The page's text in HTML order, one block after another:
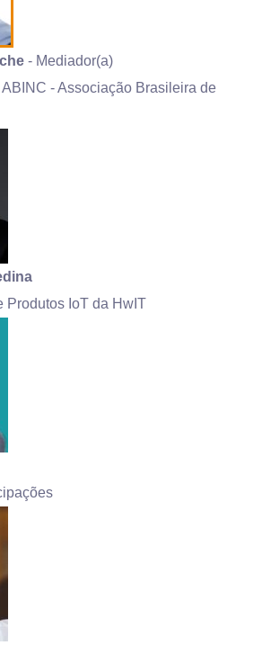
- Mediador(a)
- Associação Brasileira de
Produtos IoT da HwIT